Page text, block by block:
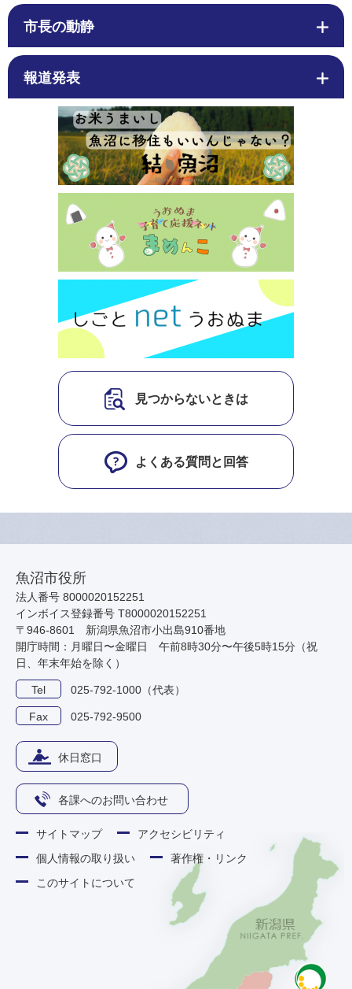
市長の動静
報道発表
見つからないときは
よくある質問と回答
魚沼市役所
法人番号 8000020152251
インボイス登録番号 T8000020152251
〒946-8601 新潟県魚沼市小出島910番地
開庁時間：月曜日〜金曜日 午前8時30分〜午後5時15分（祝
日、年末年始を除く）
Tel 025-792-1000（代表）
Fax 025-792-9500
休日窓口
各課へのお問い合わせ
サイトマップ
アクセシビリティ
個人情報の取り扱い
著作権・リンク
このサイトについて